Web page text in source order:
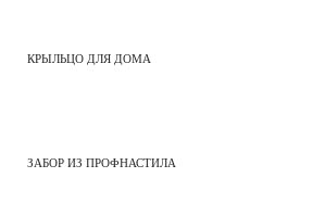
КРЫЛЬЦО ДЛЯ ДОМА
ЗАБОР ИЗ ПРОФНАСТИЛА